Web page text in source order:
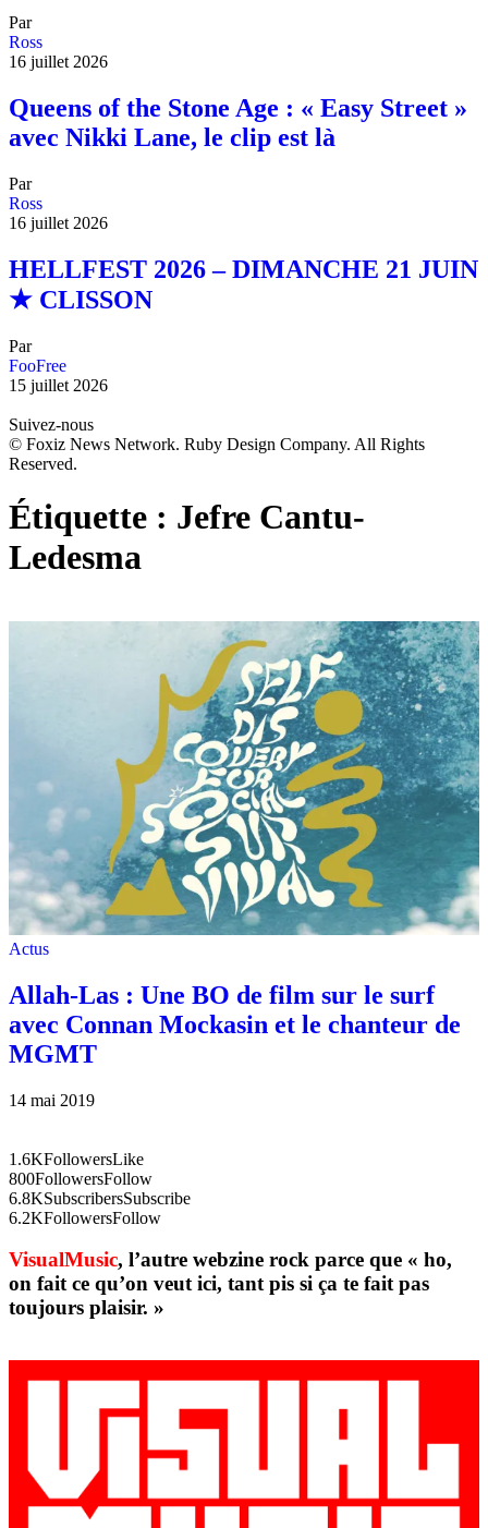
Par
Ross
16 juillet 2026
Queens of the Stone Age : « Easy Street »
avec Nikki Lane, le clip est là
Par
Ross
16 juillet 2026
HELLFEST 2026 – DIMANCHE 21 JUIN
★ CLISSON
Par
FooFree
15 juillet 2026
Suivez-nous
© Foxiz News Network. Ruby Design Company. All Rights
Reserved.
Étiquette : Jefre Cantu-
Ledesma
Actus
Allah-Las : Une BO de film sur le surf
avec Connan Mockasin et le chanteur de
MGMT
14 mai 2019
1.6KFollowersLike
800FollowersFollow
6.8KSubscribersSubscribe
6.2KFollowersFollow
VisualMusic, l’autre webzine rock parce que « ho,
on fait ce qu’on veut ici, tant pis si ça te fait pas
toujours plaisir. »